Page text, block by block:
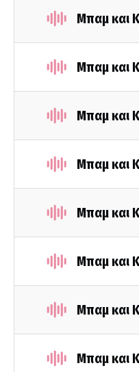
Μπαμ και
Μπαμ και
Μπαμ και
Μπαμ και
Μπαμ και
Μπαμ και
Μπαμ και
Μπαμ και